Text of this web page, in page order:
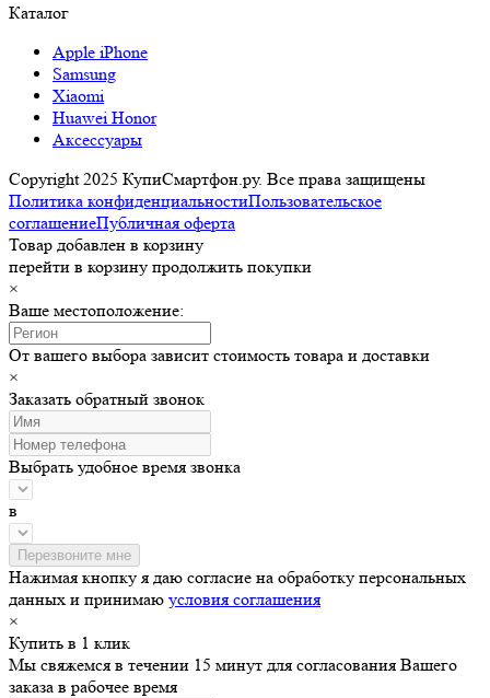
Каталог
Apple iPhone
Samsung
Xiaomi
Huawei Honor
Аксессуары
Copyright 2025 КупиСмартфон.ру. Все права защищены
Политика конфиденциальностиПользовательское
соглашениеПубличная оферта
Товар добавлен в корзину
перейти в корзину продолжить покупки
×
Ваше местоположение:
От вашего выбора зависит стоимость товара и доставки
×
Заказать обратный звонок
Выбрать удобное время звонка
в
Нажимая кнопку я даю согласие на обработку персональных
данных и принимаю условия соглашения
×
Купить в 1 клик
Мы свяжемся в течении 15 минут для согласования Вашего
заказа в рабочее время